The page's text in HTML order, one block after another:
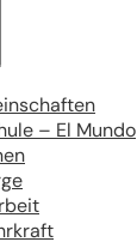
– El Mundo